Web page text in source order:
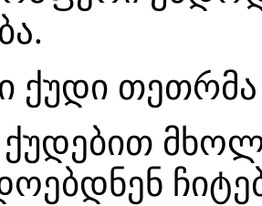
ქუდი თეთრმა
ქუდებით